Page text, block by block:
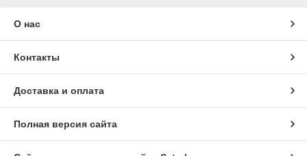
О нас
Контакты
Доставка и оплата
Полная версия сайта